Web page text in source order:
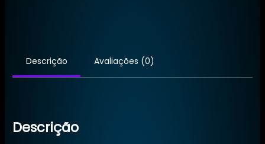
Descrição Avaliações (0)
Descrição